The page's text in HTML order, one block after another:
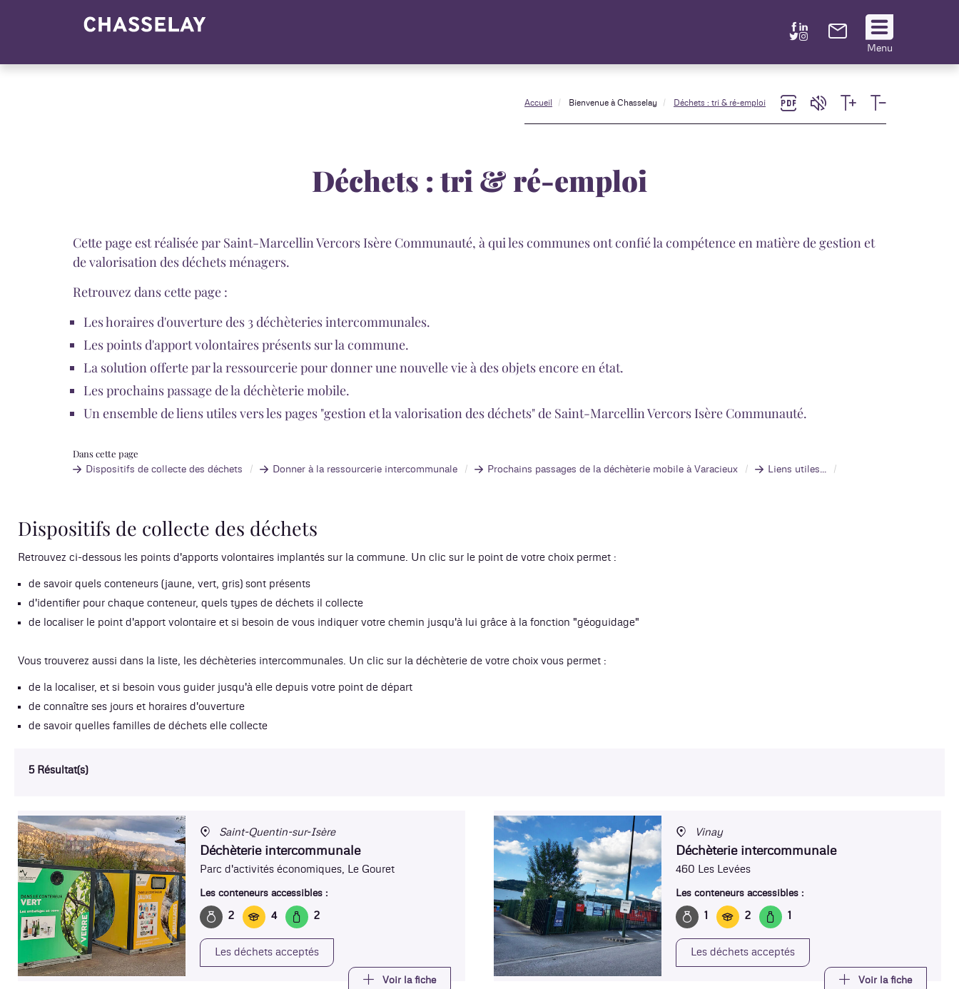
!
Menu
Accueil Bienvenue à Chasselay Déchets : tri & ré-emploi
Déchets : tri & ré-emploi
Cette page est réalisée par Saint-Marcellin Vercors Isère Communauté, à qui les communes ont confié la compétence en matière de gestion et
de valorisation des déchets ménagers.
Retrouvez dans cette page :
Les horaires d'ouverture des 3 déchèteries intercommunales.
Les points d'apport volontaires présents sur la commune.
La solution offerte par la ressourcerie pour donner une nouvelle vie à des objets encore en état.
Les prochains passage de la déchèterie mobile.
Un ensemble de liens utiles vers les pages "gestion et la valorisation des déchets" de Saint-Marcellin Vercors Isère Communauté.
Dans cette page
Dispositifs de collecte des déchets Donner à la ressourcerie intercommunale Prochains passages de la déchèterie mobile à Varacieux Liens utiles...
Dispositifs de collecte des déchets
Retrouvez ci-dessous les points d'apports volontaires implantés sur la commune. Un clic sur le point de votre choix permet :
de savoir quels conteneurs (jaune, vert, gris) sont présents
d'identifier pour chaque conteneur, quels types de déchets il collecte
de localiser le point d'apport volontaire et si besoin de vous indiquer votre chemin jusqu'à lui grâce à la fonction "géoguidage"
Vous trouverez aussi dans la liste, les déchèteries intercommunales. Un clic sur la déchèterie de votre choix vous permet :
de la localiser, et si besoin vous guider jusqu'à elle depuis votre point de départ
de connaître ses jours et horaires d'ouverture
de savoir quelles familles de déchets elle collecte
5 Résultat(s)
Saint-Quentin-sur-Isère
Déchèterie intercommunale
Parc d'activités économiques, Le Gouret
Les conteneurs accessibles :
2 4 2
Les déchets acceptés
Voir la fiche
Vinay
Déchèterie intercommunale
460 Les Levées
Les conteneurs accessibles :
1 2 1
Les déchets acceptés
Voir la fiche